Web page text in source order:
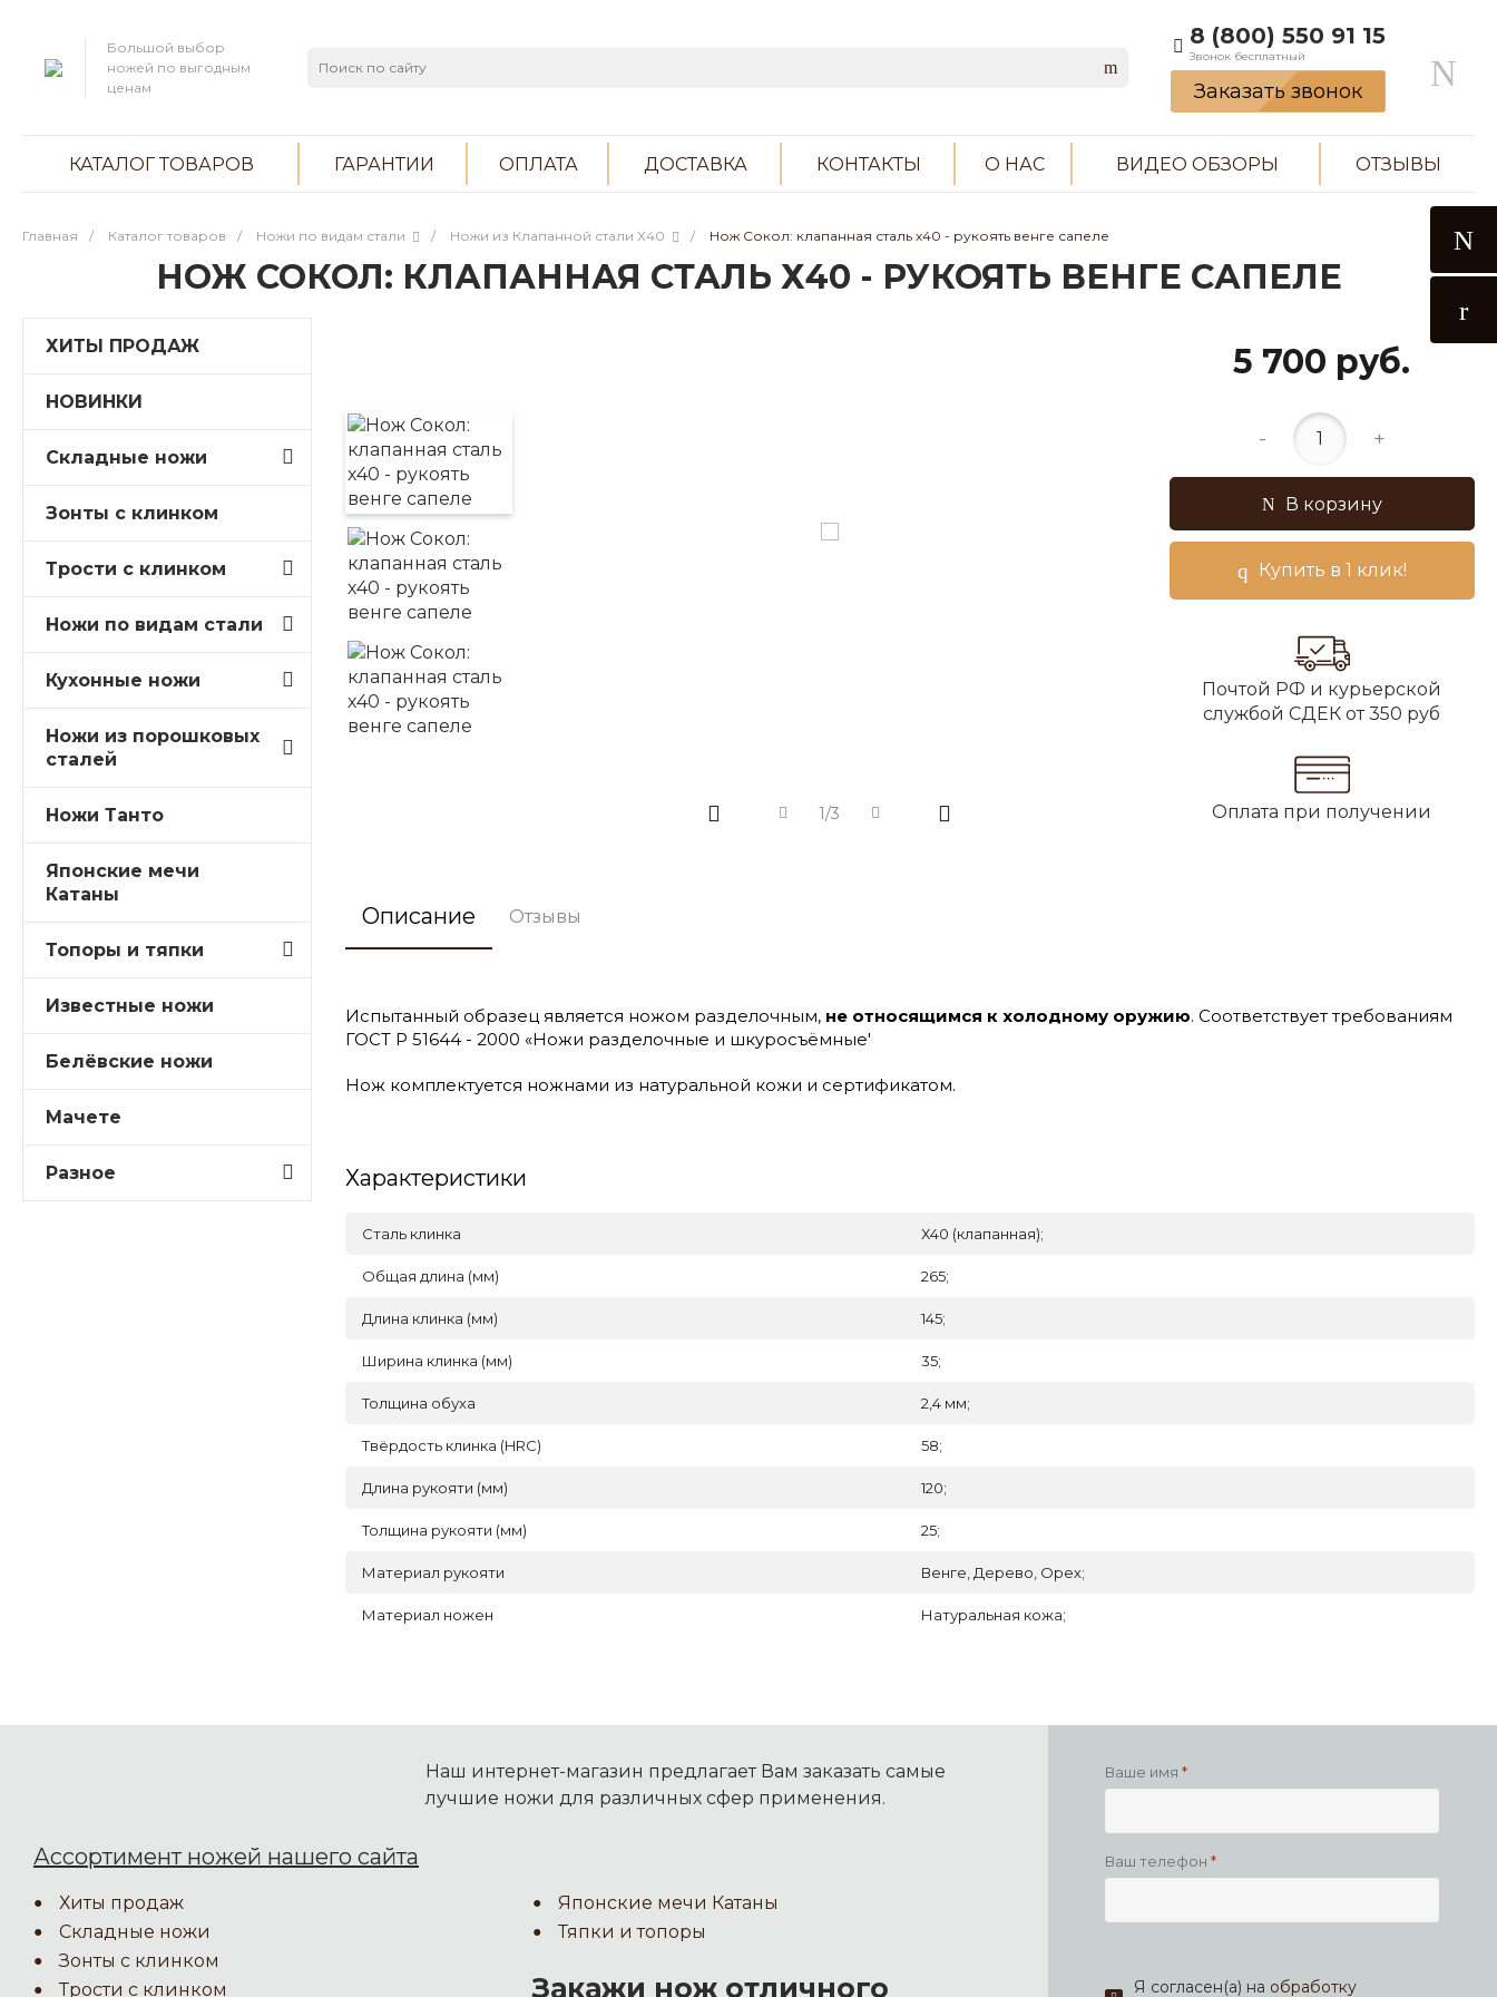
Большой выбор
ножей по выгодным
ценам
8 (800) 550 91 15
Звонок бесплатный
Заказать звонок
КАТАЛОГ ТОВАРОВ ГАРАНТИИ ОПЛАТА ДОСТАВКА КОНТАКТЫ О НАС ВИДЕО ОБЗОРЫ ОТЗЫВЫ
Главная / Каталог товаров / Ножи по видам стали / Ножи из Клапанной стали Х40 / Нож Сокол: клапанная сталь х40 - рукоять венге сапеле
НОЖ СОКОЛ: КЛАПАННАЯ СТАЛЬ Х40 - РУКОЯТЬ ВЕНГЕ САПЕЛЕ
ХИТЫ ПРОДАЖ
НОВИНКИ
Складные ножи
Зонты с клинком
Трости c клинком
Ножи по видам стали
Кухонные ножи
Ножи из порошковых
сталей
Ножи Танто
Японские мечи
Катаны
Топоры и тяпки
Известные ножи
Белёвские ножи
Мачете
Разное
1/3
5 700 руб.
- +
В корзину
Купить в 1 клик!
Почтой РФ и курьерской
службой СДЕК от 350 руб
Оплата при получении
Описание Отзывы
Испытанный образец является ножом разделочным, не относящимся к холодному оружию. Соответствует требованиям
ГОСТ Р 51644 - 2000 «Ножи разделочные и шкуросъёмные'
Нож комплектуется ножнами из натуральной кожи и сертификатом.
Характеристики
Сталь клинка Х40 (клапанная);
Общая длина (мм) 265;
Длина клинка (мм) 145;
Ширина клинка (мм) 35;
Толщина обуха 2,4 мм;
Твёрдость клинка (HRC) 58;
Длина рукояти (мм) 120;
Толщина рукояти (мм) 25;
Материал рукояти Венге, Дерево, Орех;
Материал ножен Натуральная кожа;
Наш интернет-магазин предлагает Вам заказать самые
лучшие ножи для различных сфер применения.
Ассортимент ножей нашего сайта
Хиты продаж
Складные ножи
Зонты с клинком
Трости с клинком
Японские мечи Катаны
Тяпки и топоры
Закажи нож отличного
Ваше имя
Ваш телефон
Я согласен(а) на обработку